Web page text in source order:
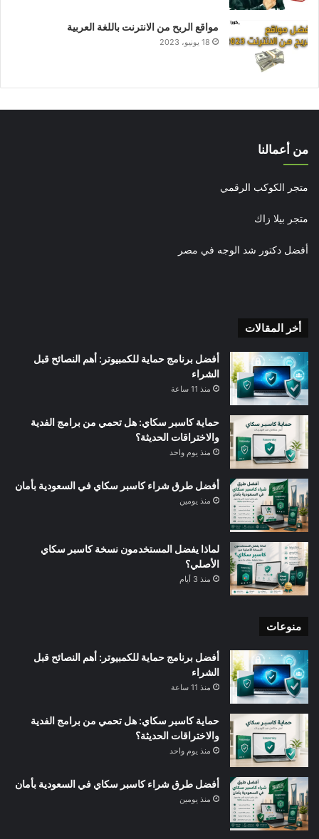
مواقع الربح من الانترنت باللغة العربية
18 يونيو، 2023
من أعمالنا
متجر الكوكب الرقمي
متجر بيلا زاك
أفضل دكتور شد الوجه في مصر
أخر المقالات
أفضل برنامج حماية للكمبيوتر: أهم النصائح قبل
الشراء
منذ 11 ساعة
حماية كاسبر سكاي: هل تحمي من برامج الفدية
والاختراقات الحديثة؟
منذ يوم واحد
أفضل طرق شراء كاسبر سكاي في السعودية بأمان
منذ يومين
لماذا يفضل المستخدمون نسخة كاسبر سكاي
الأصلي؟
منذ 3 أيام
منوعات
أفضل برنامج حماية للكمبيوتر: أهم النصائح قبل
الشراء
منذ 11 ساعة
حماية كاسبر سكاي: هل تحمي من برامج الفدية
والاختراقات الحديثة؟
منذ يوم واحد
أفضل طرق شراء كاسبر سكاي في السعودية بأمان
منذ يومين